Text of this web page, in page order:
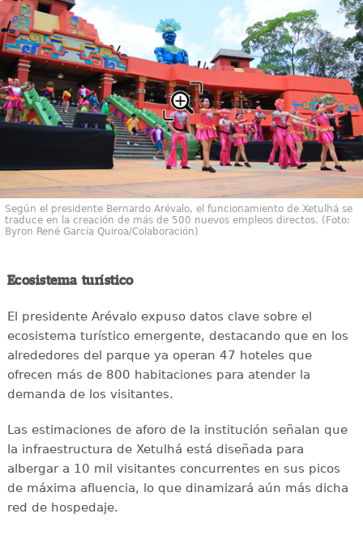
Según el presidente Bernardo Arévalo, el funcionamiento de Xetulhá se
traduce en la creación de más de 500 nuevos empleos directos. (Foto:
Byron René García Quiroa/Colaboración)
Ecosistema turístico
El presidente Arévalo expuso datos clave sobre el
ecosistema turístico emergente, destacando que en los
alrededores del parque ya operan 47 hoteles que
ofrecen más de 800 habitaciones para atender la
demanda de los visitantes.
Las estimaciones de aforo de la institución señalan que
la infraestructura de Xetulhá está diseñada para
albergar a 10 mil visitantes concurrentes en sus picos
de máxima afluencia, lo que dinamizará aún más dicha
red de hospedaje.